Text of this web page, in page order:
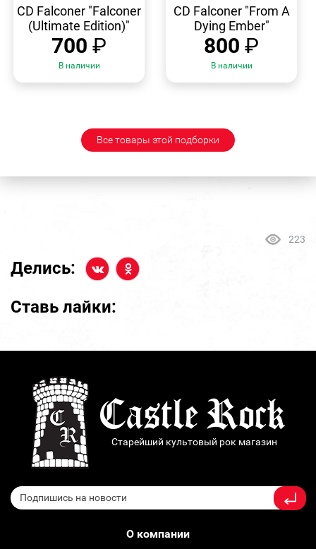
ПРОСМОТР
CD Falconer "Falconer
(Ultimate Edition)"
700 ₽
В наличии
ПРОСМОТР
CD Falconer "From A
Dying Ember"
800 ₽
В наличии
Все товары этой подборки
223
Делись:
Ставь лайки:
Старейший культовый рок магазин
О компании